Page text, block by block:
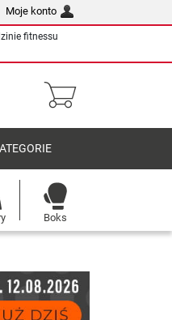
Moje konto
fitnessu
Boks